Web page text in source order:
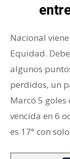
Nacional
Equidad.
algunos
perdidos, un
Marcó 5 goles
vencida en 6
es 17° con